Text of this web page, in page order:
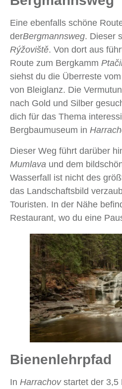
Eine ebenfalls schöne
derBergmannsweg. Dieser
Rýžoviště. Von dort aus
Route zum Bergkamm
siehst du die Überreste
von Bleiglanz. Die
nach Gold und Silber
dich für das Thema
Bergbaumuseum in
Dieser Weg führt darüber
Mumlava und dem
Wasserfall ist nicht des
das Landschaftsbild
Touristen. In der Nähe
Restaurant, wo du eine
Bienenlehrpfad
In Harrachovstartet der 3,5